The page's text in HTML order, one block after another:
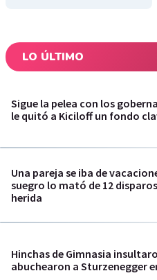
LO ÚLTIMO
Sigue la pelea con los
le quitó a Kiciloff un fondo
Una pareja se iba de
suegro lo mató de 12
herida
Hinchas de Gimnasia
abuchearon a Sturzenegger